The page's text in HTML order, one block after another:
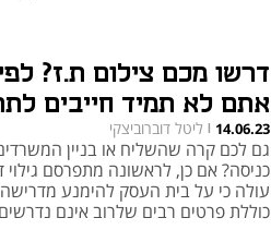
דרשו מכם צילום ת.ז?
אתם לא תמיד חייבים
14.06.23
| ליטל דוברוביצקי
גם לכם קרה שהשליח או בניין
כניסה? אם כן, לראשונה מתפרסם
עולה כי על בית העסק להימנע
כוללת פרטים רבים שלרוב אינם נדרשים